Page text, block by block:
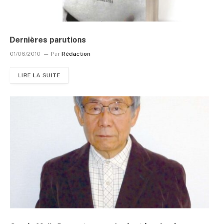
Dernières parutions
01/06/2010 Par Rédaction
LIRE LA SUITE